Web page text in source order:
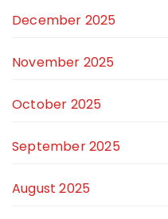
December 2025
November 2025
October 2025
September 2025
August 2025